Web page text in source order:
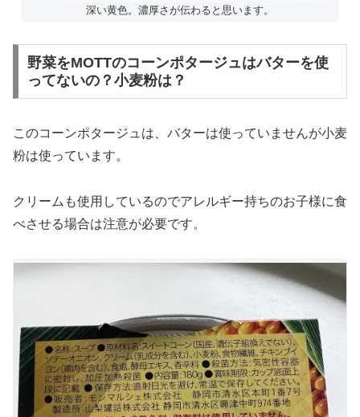
深い黄色。濃厚さが伝わると思います。
野菜をMOTTのコーンポタージュはバターを使
ってないの？小麦粉は？
このコーンポタージュは、バターは使っていませんが小麦
粉は使っています。
クリームも使用しているのでアレルギー持ちのお子様に食
べさせる場合は注意が必要です。